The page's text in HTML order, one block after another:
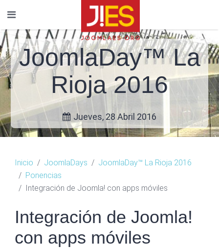
JoomlaDay™ La
Rioja 2016
Jueves, 28 Abril 2016
Inicio JoomlaDays
JoomlaDay™ La Rioja 2016
Ponencias
Integración de Joomla! con apps móviles
Integración de Joomla!
con apps móviles